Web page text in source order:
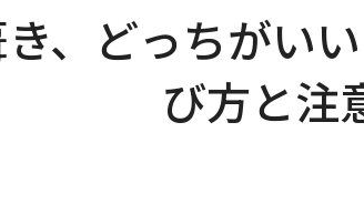
、どっちがい
び方と注